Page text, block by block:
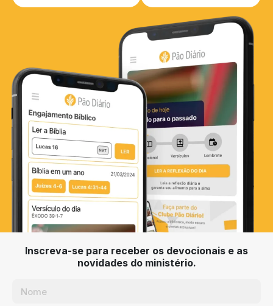
Inscreva-se para receber os devocionais e as
novidades do ministério.